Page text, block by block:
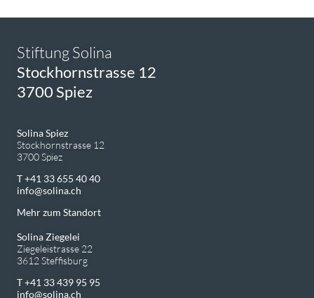
Stiftung Solina
Stockhornstrasse 12
3700 Spiez
Solina Spiez
Stockhornstrasse 12
3700 Spiez
T +41 33 655 40 40
info
solina.ch
Mehr zum Standort
Solina Ziegelei
Ziegeleistrasse 22
3612 Steffisburg
T +41 33 439 95 95
info
solina.ch